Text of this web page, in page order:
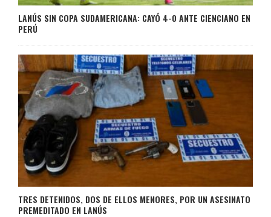
LANÚS SIN COPA SUDAMERICANA: CAYÓ 4-0 ANTE CIENCIANO EN
PERÚ
TRES DETENIDOS, DOS DE ELLOS MENORES, POR UN ASESINATO
PREMEDITADO EN LANÚS